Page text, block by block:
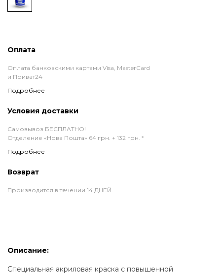
Оплата
Оплата банковскими картами Visa, MasterCard
и Приват24
Подробнее
Условия доставки
Самовывоз БЕСПЛАТНО!
Отделение «Нова Пошта» 64 грн. + 132 грн. *
Подробнее
Возврат
Производится в течении 14 ДНЕЙ.
Описание:
Специальная акриловая краска с повышенной